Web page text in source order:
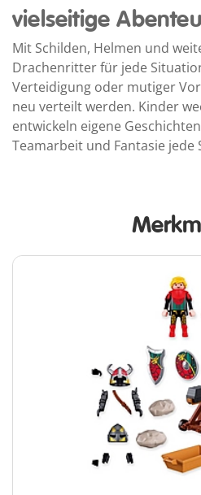
vielseitige
Mit Schilden, Helmen und
Drachenritter für jede
Verteidigung oder mutiger
neu verteilt werden. Kinder
entwickeln eigene
Teamarbeit und Fantasie